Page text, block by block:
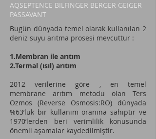
Bugün dünyada temel olarak kullanılan 2
deniz suyu arıtma prosesi mevcuttur :
1.Membran ile arıtım
2.Termal (ısıl) arıtım
2012 verilerine göre , en temel
membrane arıtım metodu olan Ters
Ozmos (Reverse Osmosis:RO) dünyada
%63’lük bir kullanım oranına sahiptir ve
1970’lerden beri verimlilik konusunda
önemli aşamalar kaydedilmiştir.
AQSEPTENCE BILFINGER BERGER GEIGER
PASSAVANT